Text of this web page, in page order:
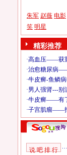
朱军 赵薇 电影
笑 明星
精彩推荐
说 吧 排 行